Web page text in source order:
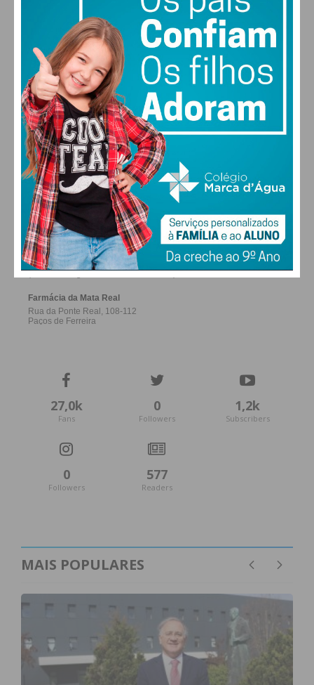
SÁB DOM SEG TER
ALTERAR
FARMACIAS DE SERVIÇO EM PAÇOS DE
FERREIRA
27,0k
Fans
0
Followers
1,2k
Subscribers
0
Followers
577
Readers
MAIS POPULARES